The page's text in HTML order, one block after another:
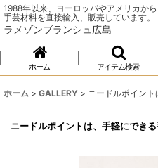
1988年以来、ヨーロッパやアメリカか
手芸材料を直接輸入、販売しています
ラメゾンブランシュ広島
ホーム アイテム検索
ホーム > GALLERY > ニードルポイント
ニードルポイントは、手軽にできる